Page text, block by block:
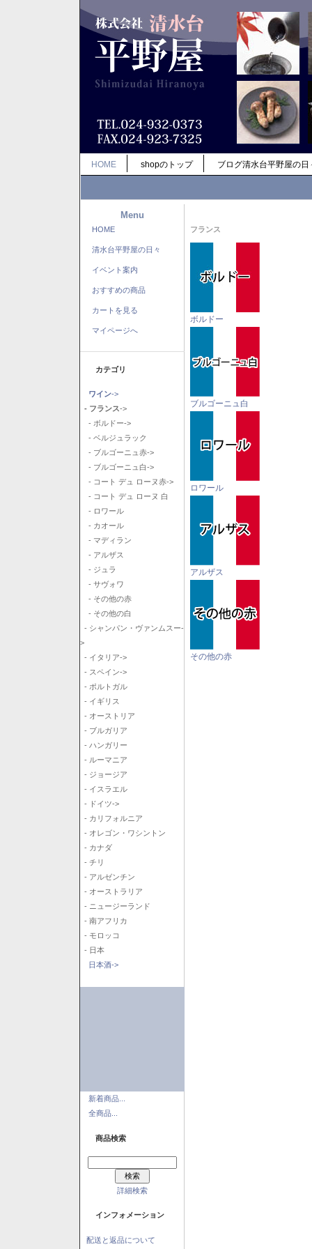
HOME shopのトップ ブログ清水台平野屋の日
Menu
HOME
清水台平野屋の日々
イベント案内
おすすめの商品
カートを見る
マイページへ
カテゴリ
ワイン->
- フランス->
- ボルドー->
- ベルジュラック
- ブルゴーニュ赤->
- ブルゴーニュ白->
- コート デュ ローヌ赤->
- コート デュ ローヌ 白
- ロワール
- カオール
- マディラン
- アルザス
- ジュラ
- サヴォワ
- その他の赤
- その他の白
- シャンパン・ヴァンムスー-
>
- イタリア->
- スペイン->
- ポルトガル
- イギリス
- オーストリア
- ブルガリア
- ハンガリー
- ルーマニア
- ジョージア
- イスラエル
- ドイツ->
- カリフォルニア
- オレゴン・ワシントン
- カナダ
- チリ
- アルゼンチン
- オーストラリア
- ニュージーランド
- 南アフリカ
- モロッコ
- 日本
日本酒->
新着商品...
全商品...
商品検索
詳細検索
インフォメーション
配送と返品について
フランス
ボルドー
ブルゴーニュ白
ロワール
アルザス
その他の赤